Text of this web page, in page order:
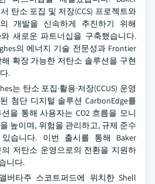
탄소 포집 및 저장(CCS) 프로젝트와
개발을 신속하게 추진하기 위해
새로운 파트너십을 구축했습니다.
의 에너지 기술 전문성과 Frontier
확장 가능한 저탄소 솔루션을 구현
.
는 탄소 포집·활용·저장(CCUS) 운영
첨단 디지털 솔루션 CarbonEdge를
을 통해 사용자는 CO2 흐름을 모니
높이며, 위험을 관리하고, 규제 준수
습니다. 이번 출시를 통해 Baker
의 저탄소 운영으로의 전환을 지원하
니다.
버타주 스코트퍼드에 위치한 Shell